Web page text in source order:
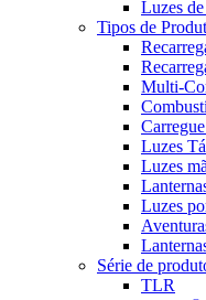
Luzes
Tipos de
Multi-
Luzes
Luzes
Luzes
Série de
TLR